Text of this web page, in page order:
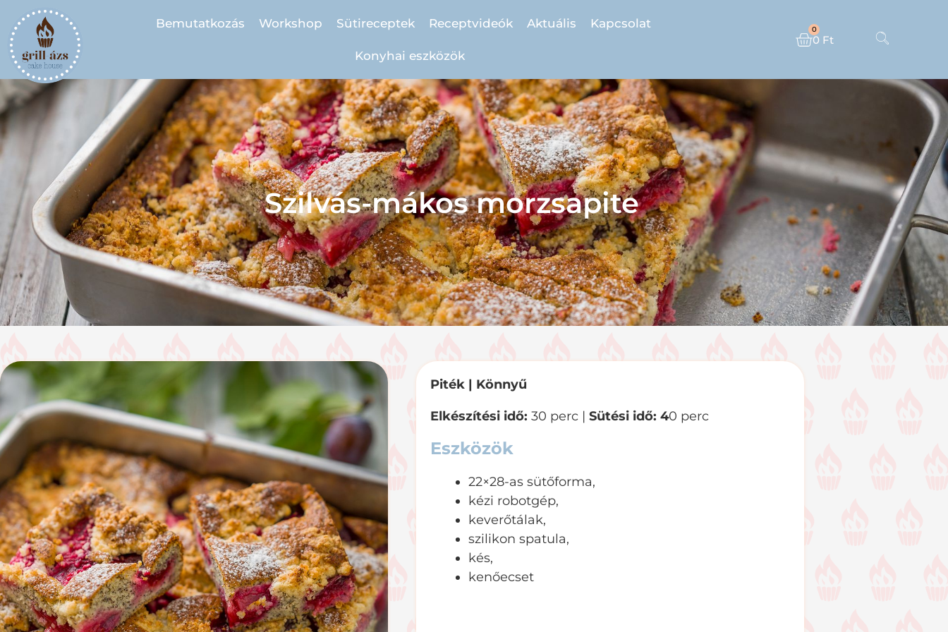
Bemutatkozás Workshop Sütireceptek Receptvideók Aktuális Kapcsolat
Konyhai eszközök
0 Ft
0
Szilvás-mákos morzsapite
Piték | Könnyű
Elkészítési idő: 30 perc | Sütési idő: 40 perc
Eszközök
22×28-as sütőforma,
kézi robotgép,
keverőtálak,
szilikon spatula,
kés,
kenőecset